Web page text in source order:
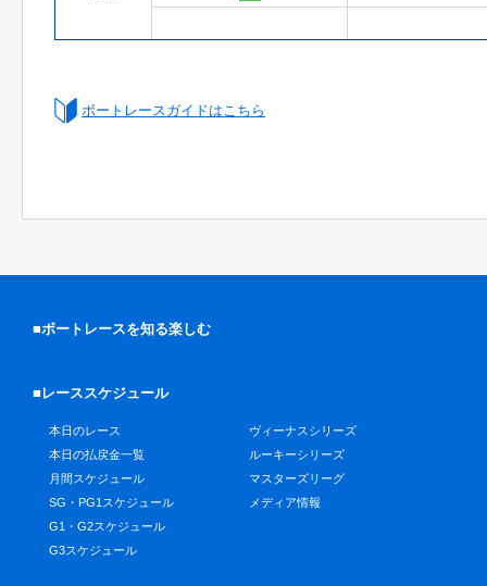
ボートレースガイドはこちら
■ボートレースを知る楽しむ
■レーススケジュール
本日のレース
本日の払戻金一覧
月間スケジュール
SG・PG1スケジュール
G1・G2スケジュール
G3スケジュール
ヴィーナスシリーズ
ルーキーシリーズ
マスターズリーグ
メディア情報